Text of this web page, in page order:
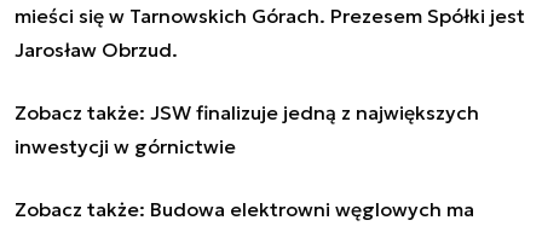
mieści się w Tarnowskich Górach. Prezesem Spółki jest
Jarosław Obrzud.
Zobacz także: JSW finalizuje jedną z największych
inwestycji w górnictwie
Zobacz także: Budowa elektrowni węglowych ma